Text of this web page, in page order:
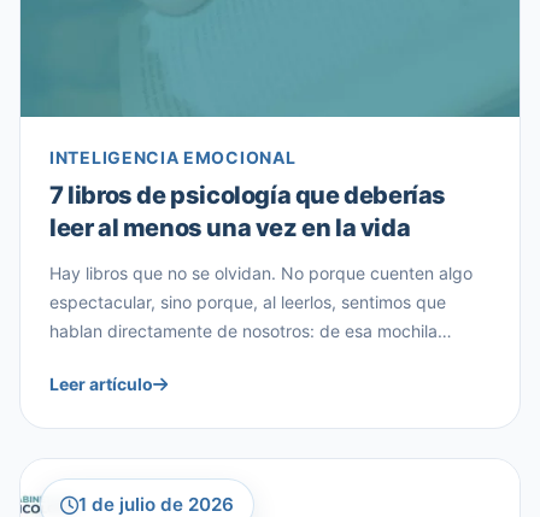
INTELIGENCIA EMOCIONAL
7 libros de psicología que deberías
leer al menos una vez en la vida
Hay libros que no se olvidan. No porque cuenten algo
espectacular, sino porque, al leerlos, sentimos que
hablan directamente de nosotros: de esa mochila
limitan sin darnos cuenta, o de esa pregunta incómoda
Leer artículo
1 de julio de 2026